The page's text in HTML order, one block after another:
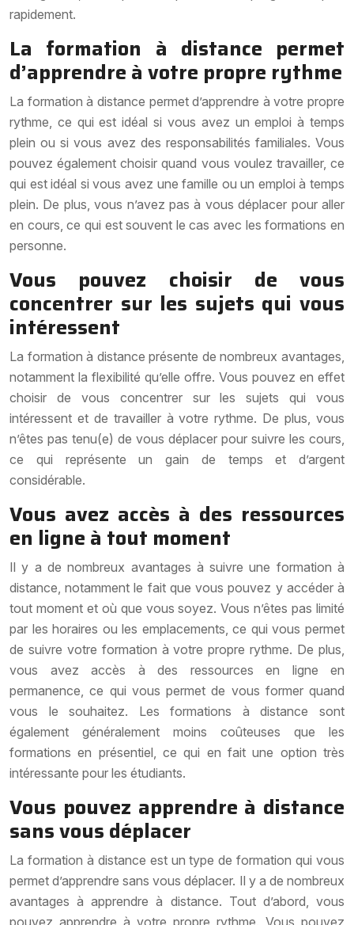
rapidement.
La formation à distance permet
d’apprendre à votre propre rythme
La formation à distance permet d’apprendre à votre propre
rythme, ce qui est idéal si vous avez un emploi à temps
plein ou si vous avez des responsabilités familiales. Vous
pouvez également choisir quand vous voulez travailler, ce
qui est idéal si vous avez une famille ou un emploi à temps
plein. De plus, vous n’avez pas à vous déplacer pour aller
en cours, ce qui est souvent le cas avec les formations en
personne.
Vous pouvez choisir de vous
concentrer sur les sujets qui vous
intéressent
La formation à distance présente de nombreux avantages,
notamment la flexibilité qu’elle offre. Vous pouvez en effet
choisir de vous concentrer sur les sujets qui vous
intéressent et de travailler à votre rythme. De plus, vous
n’êtes pas tenu(e) de vous déplacer pour suivre les cours,
ce qui représente un gain de temps et d’argent
considérable.
Vous avez accès à des ressources
en ligne à tout moment
Il y a de nombreux avantages à suivre une formation à
distance, notamment le fait que vous pouvez y accéder à
tout moment et où que vous soyez. Vous n’êtes pas limité
par les horaires ou les emplacements, ce qui vous permet
de suivre votre formation à votre propre rythme. De plus,
vous avez accès à des ressources en ligne en
permanence, ce qui vous permet de vous former quand
vous le souhaitez. Les formations à distance sont
également généralement moins coûteuses que les
formations en présentiel, ce qui en fait une option très
intéressante pour les étudiants.
Vous pouvez apprendre à distance
sans vous déplacer
La formation à distance est un type de formation qui vous
permet d’apprendre sans vous déplacer. Il y a de nombreux
avantages à apprendre à distance. Tout d’abord, vous